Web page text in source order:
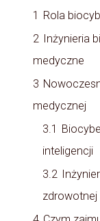
1 Rola
2 Inżynieria
medyczne
3
medycznej
3.1
inteligencji
3.2
zdrowotnej